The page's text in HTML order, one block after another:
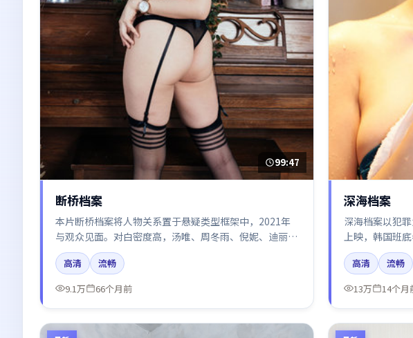
99:47
断桥档案
本片断桥档案将人物关系置于悬疑类型框架中，2021年
与观众见面。对白密度高，汤唯、周冬雨、倪妮、迪丽热
巴、张译的台词节奏值得关注；整体气质偏日本都市与冷
色调摄影。
高清
流畅
9.1万
66个月前
深海档案
深海档案以犯
上映，韩国班
伟、咏梅在片
辑强化了情绪曲
高清
流畅
13万
14个月